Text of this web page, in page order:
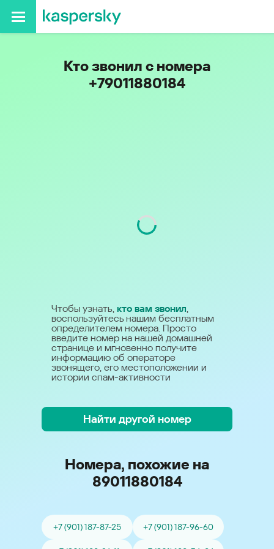
Кто звонил с номера
+79011880184
Чтобы узнать, кто вам звонил,
воспользуйтесь нашим бесплатным
определителем номера. Просто
введите номер на нашей домашней
странице и мгновенно получите
информацию об операторе
звонящего, его местоположении и
истории спам-активности
Найти другой номер
Номера, похожие на
89011880184
+7 (901) 187-87-25 +7 (901) 187-96-60